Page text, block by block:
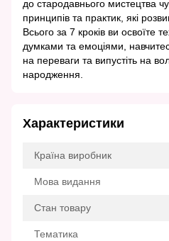
до стародавнього мистецтва
принципів та практик, які
Всього за 7 кроків ви освоїте
думками та емоціями,
на переваги та випустіть на
народження.
Характеристики
Країна виробник
Мова видання
Стан товару
Тематика